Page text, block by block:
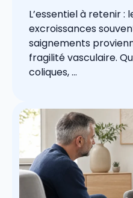
L’essentiel à retenir :
excroissances
saignements
fragilité vasculaire.
coliques, ...